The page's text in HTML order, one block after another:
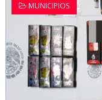
MUNICIPIOS